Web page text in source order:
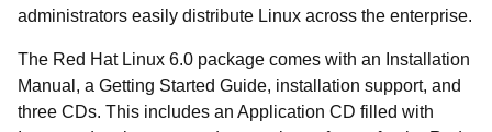
administrators easily distribute Linux across the enterprise.
The Red Hat Linux 6.0 package comes with an Installation
Manual, a Getting Started Guide, installation support, and
three CDs. This includes an Application CD filled with